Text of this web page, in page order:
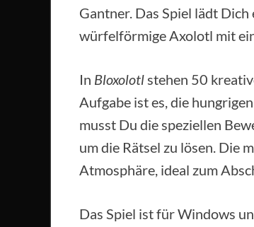
Gantner. Das Spiel lädt
würfelförmige Axolotl mit
In Bloxolotlstehen 50
Aufgabe ist es, die
musst Du die speziellen
um die Rätsel zu lösen. Die
Atmosphäre, ideal zum
Das Spiel ist für Windows